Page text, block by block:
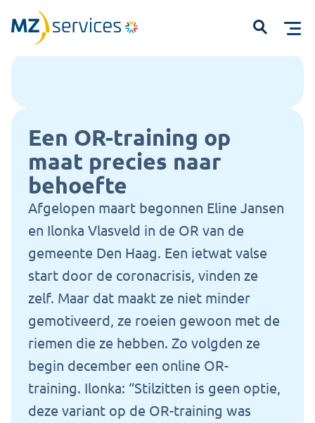
Start met typen om te zoeken...
Home Kennisbank Gemeente Den Haag
Een OR-training op
maat precies naar
behoefte
Afgelopen maart begonnen Eline Jansen
en Ilonka Vlasveld in de OR van de
gemeente Den Haag. Een ietwat valse
start door de coronacrisis, vinden ze
zelf. Maar dat maakt ze niet minder
gemotiveerd, ze roeien gewoon met de
riemen die ze hebben. Zo volgden ze
begin december een online OR-
training. Ilonka: “Stilzitten is geen optie,
deze variant op de OR-training was